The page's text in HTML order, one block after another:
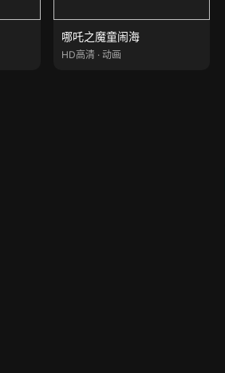
哪吒之魔童闹海
HD高清 · 动画